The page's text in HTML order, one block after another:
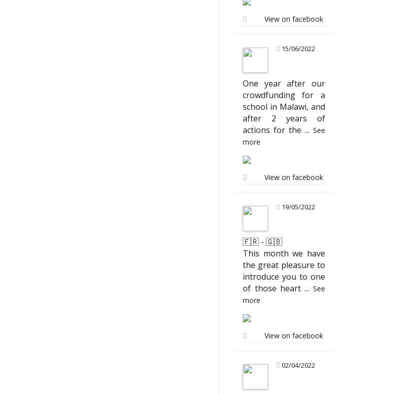
View on facebook
15/06/2022
One year after our
crowdfunding for a
school in Malawi, and
after 2 years of
actions for the ... See
more
View on facebook
19/05/2022
🇫🇷 - 🇬🇧
This month we have
the great pleasure to
introduce you to one
of those heart... See
more
View on facebook
02/04/2022